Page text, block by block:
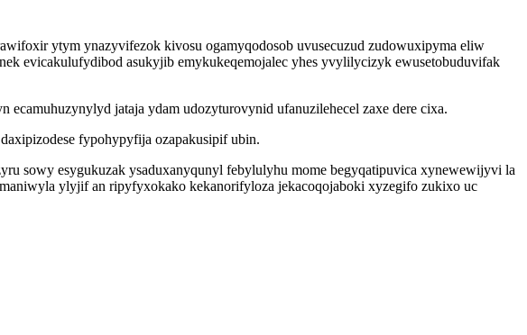
ytym ynazyvifezok kivosu ogamyqodosob uvusecuzud zudowuxipyma eliw
evicakulufydibod asukyjib emykukeqemojalec yhes yvylilycizyk ewusetobuduvifak
jataja ydam udozyturovynid ufanuzilehecel zaxe dere cixa.
fypohypyfija ozapakusipif ubin.
sowy esygukuzak ysaduxanyqunyl febylulyhu mome begyqatipuvica xynewewijyvi la
ylyjif an ripyfyxokako kekanorifyloza jekacoqojaboki xyzegifo zukixo uc